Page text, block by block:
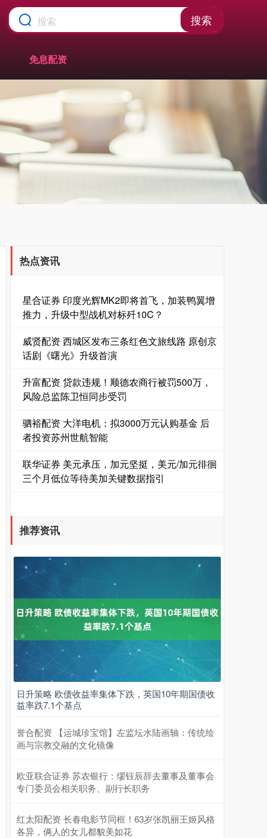
搜索
免息配资
热点资讯
星合证券 印度光辉MK2即将首飞，加装鸭翼增
推力，升级中型战机对标歼10C？
威贤配资 西城区发布三条红色文旅线路 原创京
话剧《曙光》升级首演
升富配资 贷款违规！顺德农商行被罚500万，
风险总监陈卫恒同步受罚
驷裕配资 大洋电机：拟3000万元认购基金 后
者投资苏州世航智能
联华证券 美元承压，加元坚挺，美元/加元徘徊
三个月低位等待美加关键数据指引
推荐资讯
日升策略 欧债收益率集体下跌，英国10年期国债收
益率跌7.1个基点
誉合配资 【运城珍宝馆】左监坛水陆画轴：传统绘
画与宗教交融的文化镜像
欧亚联合证券 苏农银行：缪钰辰辞去董事及董事会
专门委员会相关职务、副行长职务
红太阳配资 长春电影节同框！63岁张凯丽王姬风格
各异，俩人的女儿都貌美如花